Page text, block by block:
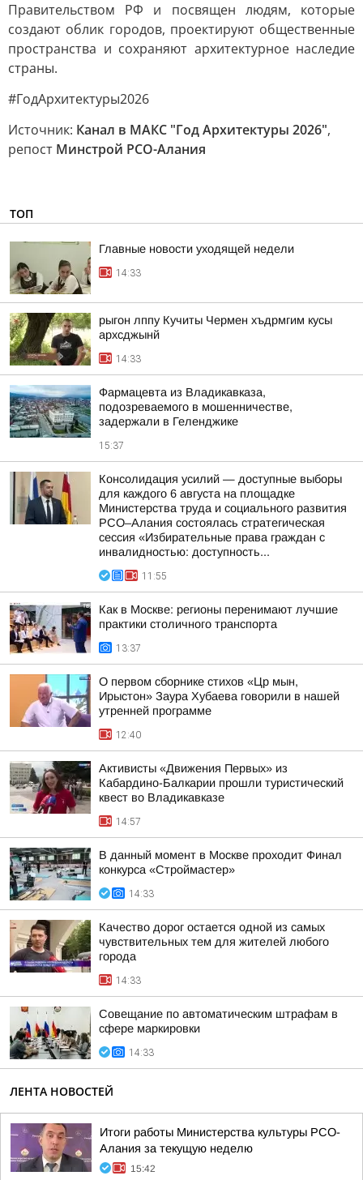
Правительством РФ и посвящен людям, которые
создают облик городов, проектируют общественные
пространства и сохраняют архитектурное наследие
страны.
#ГодАрхитектуры2026
Источник: Канал в МАКС "Год Архитектуры 2026",
репост Минстрой РСО-Алания
ТОП
Главные новости уходящей недели
14:33
рыгон лппу Кучиты Чермен хъдрмгим кусы
архсджынй
14:33
Фармацевта из Владикавказа,
подозреваемого в мошенничестве,
задержали в Геленджике
15:37
Консолидация усилий — доступные выборы
для каждого 6 августа на площадке
Министерства труда и социального развития
РСО–Алания состоялась стратегическая
сессия «Избирательные права граждан с
инвалидностью: доступность...
11:55
Как в Москве: регионы перенимают лучшие
практики столичного транспорта
13:37
О первом сборнике стихов «Цр мын,
Ирыстон» Заура Хубаева говорили в нашей
утренней программе
12:40
Активисты «Движения Первых» из
Кабардино-Балкарии прошли туристический
квест во Владикавказе
14:57
В данный момент в Москве проходит Финал
конкурса «Строймастер»
14:33
Качество дорог остается одной из самых
чувствительных тем для жителей любого
города
14:33
Совещание по автоматическим штрафам в
сфере маркировки
14:33
ЛЕНТА НОВОСТЕЙ
Итоги работы Министерства культуры РСО-
Алания за текущую неделю
15:42